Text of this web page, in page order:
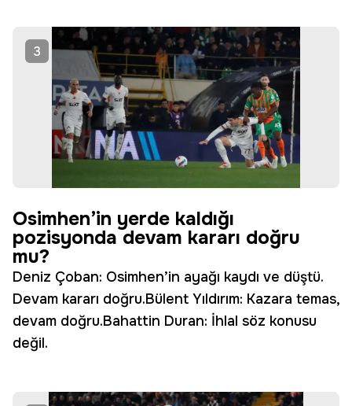
3
Osimhen’in yerde kaldığı
pozisyonda devam kararı doğru
mu?
Deniz Çoban: Osimhen’in ayağı kaydı ve düştü.
Devam kararı doğru.Bülent Yıldırım: Kazara temas,
devam doğru.Bahattin Duran: İhlal söz konusu
değil.